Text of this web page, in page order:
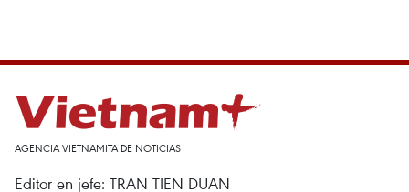
AGENCIA VIETNAMITA DE NOTICIAS
Editor en jefe: TRAN TIEN DUAN